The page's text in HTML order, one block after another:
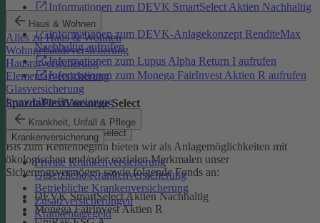
Haus & Wohnen
Alles zu Haus & Wohnen
Wohngebäudeversicherung
Hausratversicherung
Elementarversicherung
Glasversicherung
Immobilienfinanzierung
Krankheit, Unfall & Pflege
Krankenversicherung
Private Krankenversicherung
Gesetzliche Krankenversicherung
Betriebliche Krankenversicherung
Zusatzversicherungen
Krankentagegeld
Informationen zum DEVK SmartSelect Aktien Nachhaltig
aufrufen
Informationen zum DEVK-Anlagekonzept RenditeMax
Nachhaltig aufrufen
Informationen zum Lupus Alpha Return I aufrufen
Informationen zum Monega FairInvest Aktien R aufrufen
SpardaFlexiVorsorge Select
SpardaFlexiVorsorge Select
Bis zum Rentenbeginn bieten wir als Anlagemöglichkeiten mit
ökologischen und/oder sozialen Merkmalen unser
Sicherungsvermögen sowie folgende Fonds an:
DEVK SmartSelect Aktien Nachhaltig
Monega FairInvest Aktien R